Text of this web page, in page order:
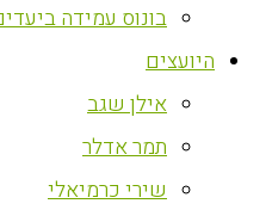
בונוס עמידה ביעדים
היועצים
אילן שגב
תמר אדלר
שירי כרמיאלי